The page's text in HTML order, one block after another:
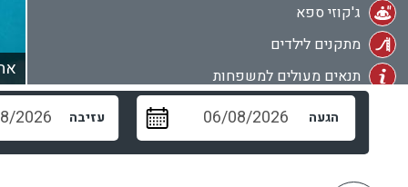
ג'קוזי ספא
מתקנים לילדים
תנאים מעולים למשפחות
הגעה עזיבה